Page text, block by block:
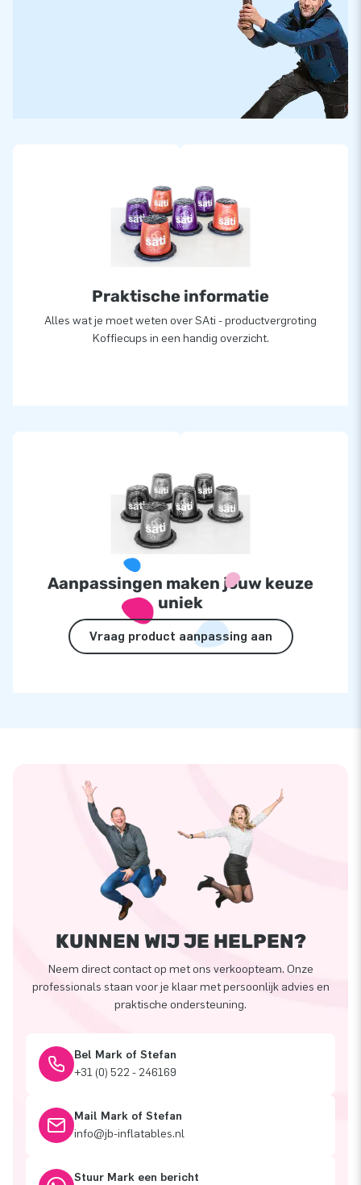
Praktische informatie
Alles wat je moet weten over SAti - productvergroting
Koffiecups in een handig overzicht.
Aanpassingen maken jouw keuze
uniek
Vraag product aanpassing aan
KUNNEN WIJ JE HELPEN?
Neem direct contact op met ons verkoopteam. Onze
professionals staan voor je klaar met persoonlijk advies en
praktische ondersteuning.
Bel Mark of Stefan
+31 (0) 522 - 246169
Mail Mark of Stefan
info@jb-inflatables.nl
Stuur Mark een bericht